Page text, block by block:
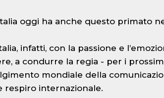
oggi ha anche questo primato
infatti, con la passione e
a condurre la regia - per i
mondiale della
respiro internazionale.